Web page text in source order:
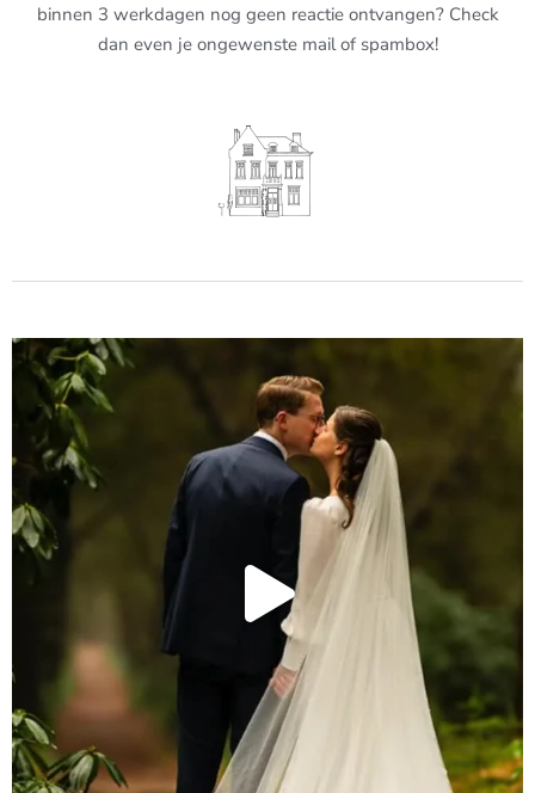
binnen 3 werkdagen nog geen reactie ontvangen? Check
dan even je ongewenste mail of spambox!